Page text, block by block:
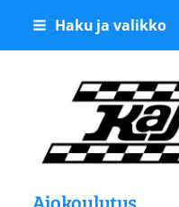
Siirry
Haku ja valikko